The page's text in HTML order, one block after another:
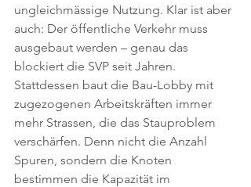
ungleichmässige Nutzung. Klar ist aber
auch: Der öffentliche Verkehr muss
ausgebaut werden – genau das
blockiert die SVP seit Jahren.
Stattdessen baut die Bau-Lobby mit
zugezogenen Arbeitskräften immer
mehr Strassen, die das Stauproblem
verschärfen. Denn nicht die Anzahl
Spuren, sondern die Knoten
bestimmen die Kapazität im